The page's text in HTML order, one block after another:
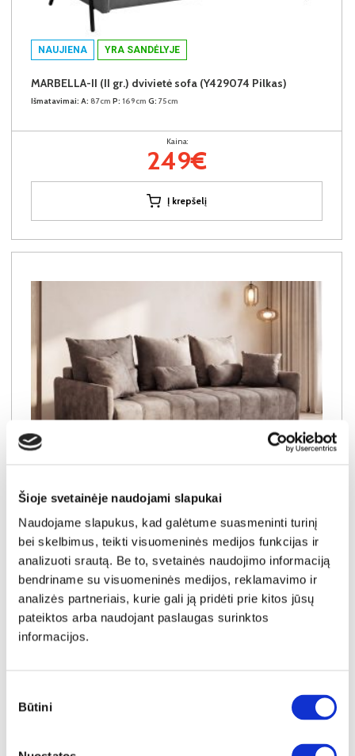
Šioje svetainėje naudojami slapukai
Naudojame slapukus, kad galėtume suasmeninti turinį
bei skelbimus, teikti visuomeninės medijos funkcijas ir
analizuoti srautą. Be to, svetainės naudojimo informaciją
bendriname su visuomeninės medijos, reklamavimo ir
analizės partneriais, kurie gali ją pridėti prie kitos jūsų
pateiktos arba naudojant paslaugas surinktos
informacijos.
pasirinkimas
Būtini
NAUJIENA YRA SANDĖLYJE
MARBELLA-II (II gr.) dvivietė sofa (Y429074 Pilkas)
Išmatavimai: A: 87cm P: 169cm G: 75cm
Kaina:
249€
Į krepšelį
NAUJIENA YRA SANDĖLYJE
SUPREME (IV gr.) sofa-lova (Markos-1-04)
Išmatavimai: A:104cmP:219cmG:109cm
Miegamoji dalis:
P: 158cm I:200cm
Kaina galioja individualiems
užsakymams
860€
Skirtumas tarp užsakomų ir sandėlyje
esančių prekių kainų
- 61€